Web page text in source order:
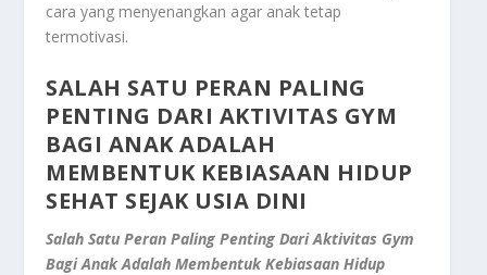
cara yang menyenangkan agar anak tetap
termotivasi.
SALAH SATU PERAN PALING
PENTING DARI AKTIVITAS GYM
BAGI ANAK ADALAH
MEMBENTUK KEBIASAAN HIDUP
SEHAT SEJAK USIA DINI
Salah Satu Peran Paling Penting Dari Aktivitas Gym
Bagi Anak Adalah Membentuk Kebiasaan Hidup